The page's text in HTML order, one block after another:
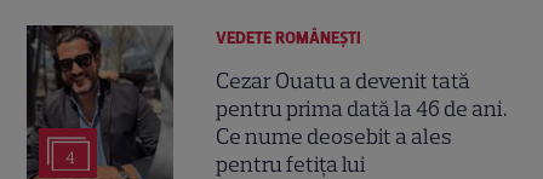
4
VEDETE ROMÂNEŞTI
Cezar Ouatu a devenit tată
pentru prima dată la 46 de ani.
Ce nume deosebit a ales
pentru fetița lui